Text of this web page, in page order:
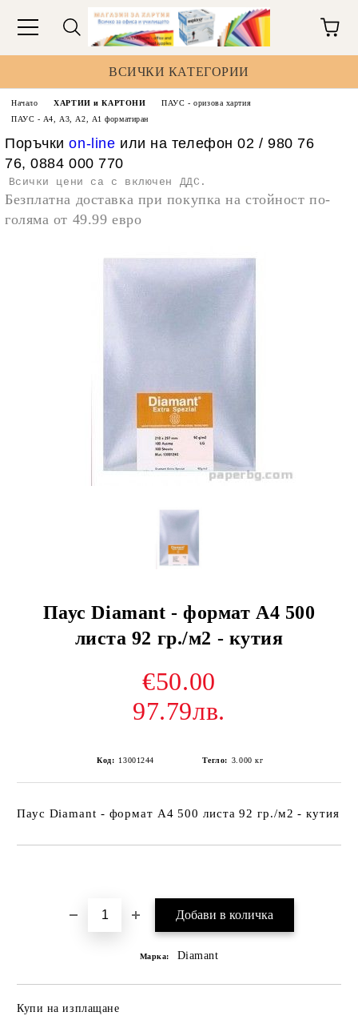
ВСИЧКИ КАТЕГОРИИ
Начало ХАРТИИ и КАРТОНИ
ПАУС - оризова хартия
ПАУС - А4, А3, А2, А1 форматиран
Поръчкиon-line или на телефон 02 / 980 76
76, 0884 000 770
Всички цени са с включен ДДС.
Безплатна доставка при покупка на стойност по-
голяма от 49.99 евро
Паус Diamant - формат А4 500
листа 92 гр./м2 - кутия
€50.00
97.79лв.
Код: 13001244 Тегло: 3.000 кг
Паус Diamant - формат А4 500 листа 92 гр./м2 - кутия
Марка: Diamant
Купи на изплащане